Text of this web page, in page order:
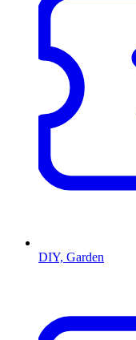
DIY, Garden